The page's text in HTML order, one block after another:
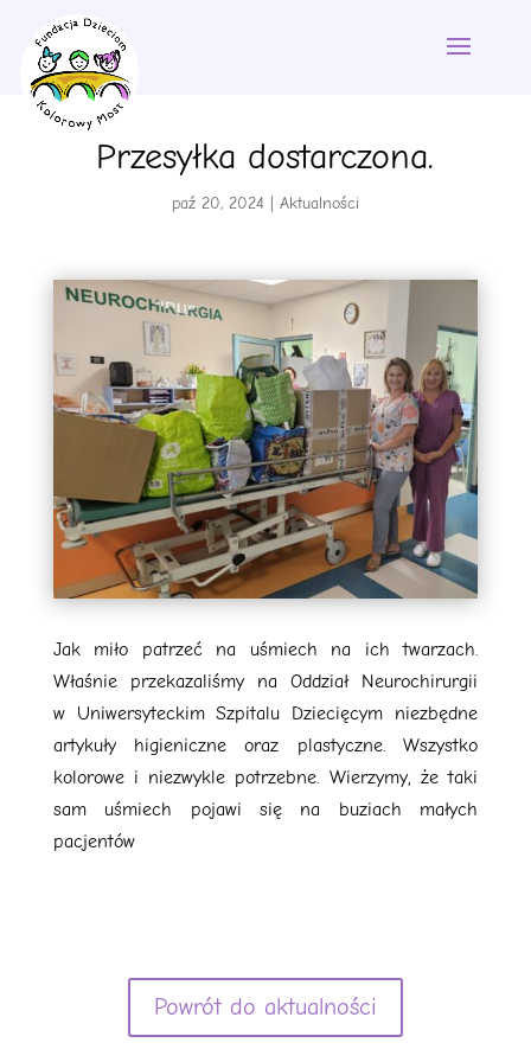
Przesyłka dostarczona.
paź 20, 2024 Aktualności
Jak miło patrzeć na uśmiech na ich twarzach.
Właśnie przekazaliśmy na Oddział Neurochirurgii
w Uniwersyteckim Szpitalu Dziecięcym niezbędne
artykuły higieniczne oraz plastyczne. Wszystko
kolorowe i niezwykle potrzebne. Wierzymy, że taki
sam uśmiech pojawi się na buziach małych
pacjentów
Powrót do aktualności